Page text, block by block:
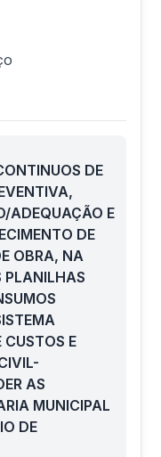
DE
ADEQUAÇÃO E
DE
OBRA, NA
PLANILHAS
CUSTOS E
AS
MUNICIPAL
DE